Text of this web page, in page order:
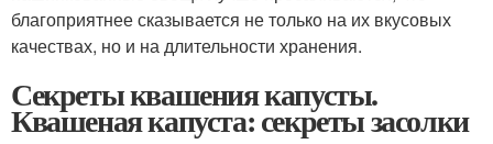
благоприятнее сказывается не только на их вкусовых
качествах, но и на длительности хранения.
Секреты квашения капусты.
Квашеная капуста: секреты засолки